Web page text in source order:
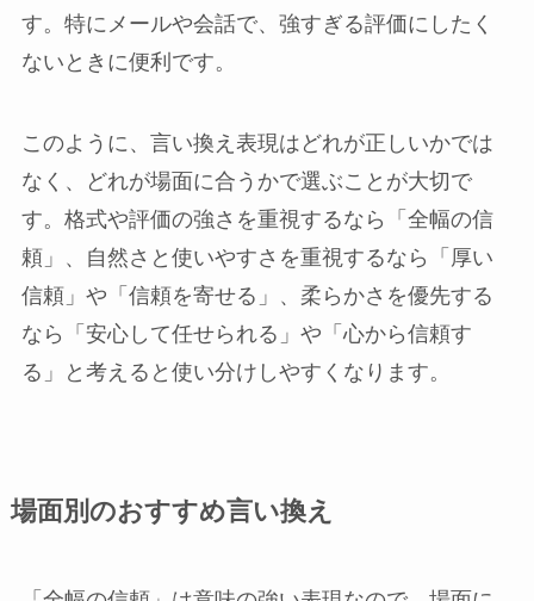
す。特にメールや会話で、強すぎる評価にしたく
ないときに便利です。
このように、言い換え表現はどれが正しいかでは
なく、どれが場面に合うかで選ぶことが大切で
す。格式や評価の強さを重視するなら「全幅の信
頼」、自然さと使いやすさを重視するなら「厚い
信頼」や「信頼を寄せる」、柔らかさを優先する
なら「安心して任せられる」や「心から信頼す
る」と考えると使い分けしやすくなります。
場面別のおすすめ言い換え